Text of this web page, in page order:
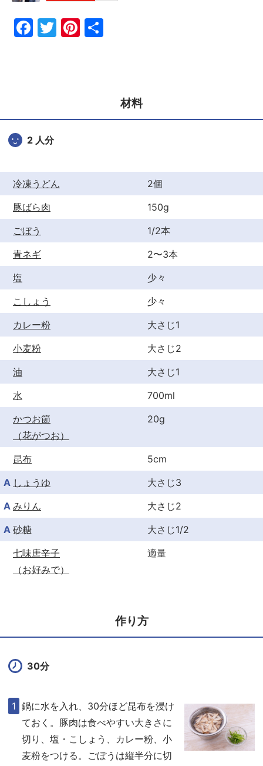
F
o
o
T
Pi
材料
2 人分
冷凍うどん
2個
豚ばら肉
150g
ごぼう
1/2本
青ネギ
2〜3本
塩
少々
こしょう
少々
カレー粉
大さじ1
小麦粉
大さじ2
油
大さじ1
水
700ml
かつお節
（花がつお）
20g
昆布
5cm
A しょうゆ
大さじ3
A みりん
大さじ2
A 砂糖
大さじ1/2
七味唐辛子
（お好みで）
適量
作り方
30分
鍋に水を入れ、30分ほど昆布を浸け
ておく。豚肉は食べやすい大きさに
切り、塩・こしょう、カレー粉、小
麦粉をつける。ごぼうは縦半分に切